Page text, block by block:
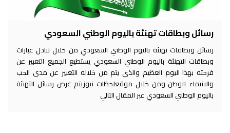
رسائل وبطاقات تهنئة باليوم الوطني السعودي
رسائل وبطاقات تهنئة باليوم الوطني السعودي من خلال تبادل عبارات
وبطاقات التهنئة باليوم الوطني السعودي يستطيع الجميع التعبير عن
فرحته بهذا اليوم العظيم والذي يتم من خلاله التعبير عن مدى الحب
والانتماء للوطن ومن خلال موقعلحظات نيوزيتم عرض رسائل التهنئة
باليوم الوطني السعودي عبر المقال التالي